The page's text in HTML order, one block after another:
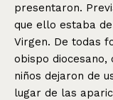
presentaron.
que ello estaba
Virgen. De todas
obispo diocesano,
niños dejaron de
lugar de las